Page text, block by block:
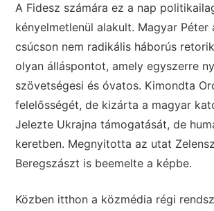
A Fidesz számára ez a nap
kényelmetlenül alakult. Magyar Péter
csúcson nem radikális háborús
olyan álláspontot, amely egyszerre
szövetségesi és óvatos. Kimondta
felelősségét, de kizárta a magyar
Jelezte Ukrajna támogatását, de
keretben. Megnyitotta az utat
Beregszászt is beemelte a képbe.
Közben itthon a közmédia régi